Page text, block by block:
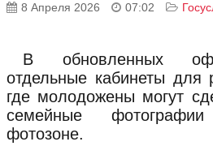
8 Апреля 2026 07:02
В обновленных
отдельные кабинеты для
где молодожены могут
семейные
фотозоне.